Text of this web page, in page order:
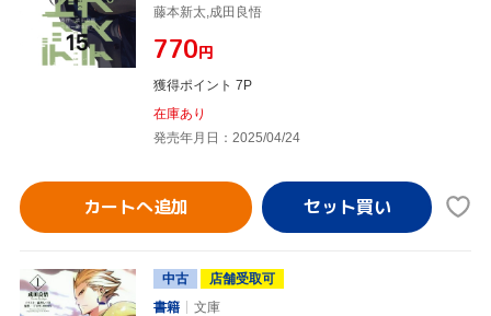
藤本新太,成田良悟
¥770円
獲得ポイント 7P
在庫あり
発売年月日：2025/04/24
カートへ追加
中古
店舗受取可
書籍
文庫